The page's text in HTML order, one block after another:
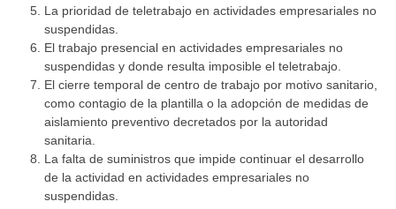
La prioridad de teletrabajo en actividades empresariales no
suspendidas.
El trabajo presencial en actividades empresariales no
suspendidas y donde resulta imposible el teletrabajo.
El cierre temporal de centro de trabajo por motivo sanitario,
como contagio de la plantilla o la adopción de medidas de
aislamiento preventivo decretados por la autoridad
sanitaria.
La falta de suministros que impide continuar el desarrollo
de la actividad en actividades empresariales no
suspendidas.